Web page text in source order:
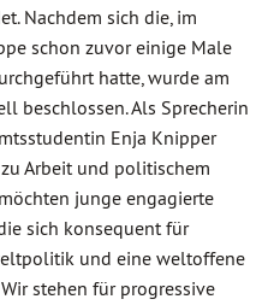
Nachdem sich die, im
schon zuvor einige Male
hatte, wurde am
beschlossen. Als Sprecherin
Enja Knipper
Arbeit und politischem
junge engagierte
sich konsequent für
und eine weltoffene
stehen für progressive